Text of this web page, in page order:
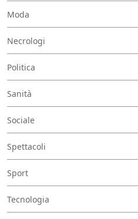
Moda
Necrologi
Politica
Sanità
Sociale
Spettacoli
Sport
Tecnologia